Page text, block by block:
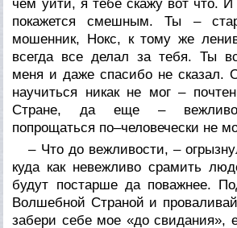
чем уйти, я тебе скажу вот что.
покажется смешным. Ты –
мошенник, Нокс, к тому же
всегда все делал за тебя. Ты
меня и даже спасибо не сказал.
научиться никак не мог –
Стране, да еще –
попрощаться по–человечески не
– Что до вежливости, –
куда как невежливо срамить
будут постарше да поважнее.
Волшебной Страной и
забери себе мое «до свидания»,